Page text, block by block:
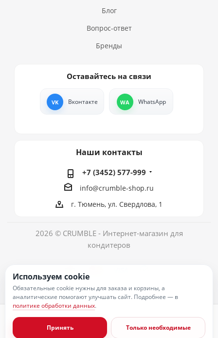
Блог
Вопрос-ответ
Бренды
Оставайтесь на связи
Вконтакте WhatsApp
Наши контакты
+7 (3452) 577-999
info@crumble-shop.ru
г. Тюмень, ул. Свердлова, 1
2026 © CRUMBLE - Интернет-магазин для
кондитеров
Согласие на обработку персональных данных
Публичная оферта
Используем cookie
Обязательные cookie нужны для заказа и корзины, а
аналитические помогают улучшать сайт. Подробнее — в
политике обработки данных.
Принять Только необходимые